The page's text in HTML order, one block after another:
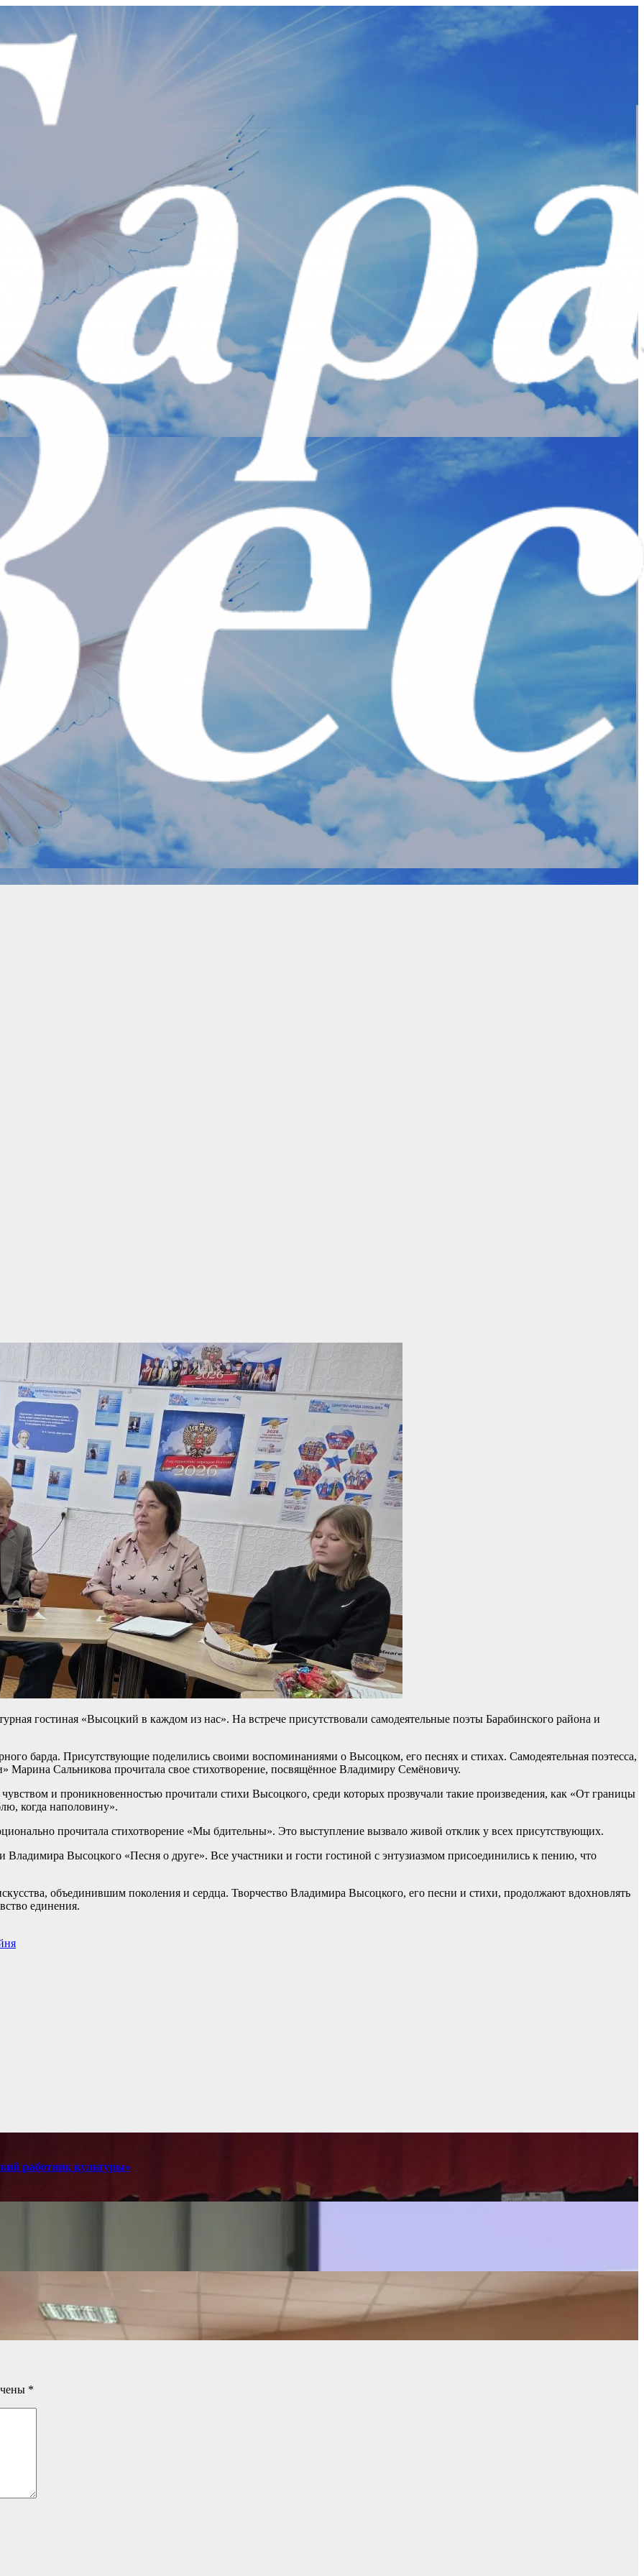
гостиная «Высоцкий в каждом из нас». На встрече присутствовали самодеятельные поэты Барабинского района и
барда. Присутствующие поделились своими воспоминаниями о Высоцком, его песнях и стихах. Самодеятельная поэтесса,
Марина Сальникова прочитала свое стихотворение, посвящённое Владимиру Семёновичу.
и проникновенностью прочитали стихи Высоцкого, среди которых прозвучали такие произведения, как «От границы
когда наполовину».
прочитала стихотворение «Мы бдительны». Это выступление вызвало живой отклик у всех присутствующих.
Владимира Высоцкого «Песня о друге». Все участники и гости гостиной с энтузиазмом присоединились к пению, что
объединившим поколения и сердца. Творчество Владимира Высоцкого, его песни и стихи, продолжают вдохновлять
единения.
работник культуры»
*